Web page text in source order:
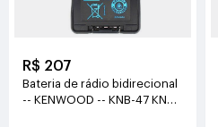
R$ 207
Bateria de rádio bidirecional
-- KENWOOD -- KNB-47 KNB-